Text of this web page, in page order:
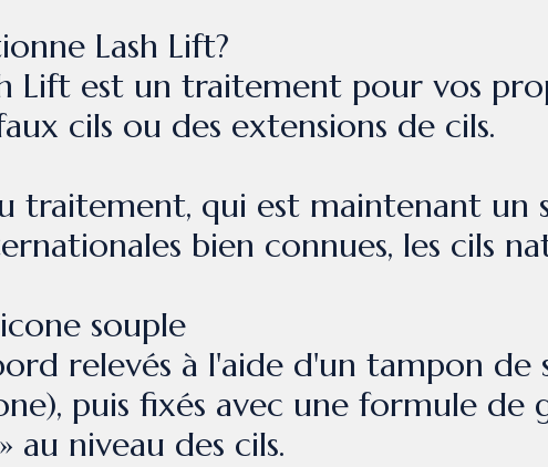
Lash Lift?
Lift est un traitement pour vos
cils ou des extensions de cils.
traitement, qui est maintenant un
bien connues, les cils
souple
relevés à l'aide d'un tampon
puis fixés avec une formule de
au niveau des cils.